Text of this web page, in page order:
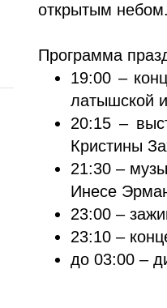
открытым небом.
Программа
19:00 –
латышской
20:15 –
Кристины
21:30 –
Инесе
23:00 –
23:10 –
до 03:00 –